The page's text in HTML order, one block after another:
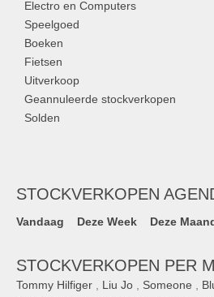
Electro en Computers
Speelgoed
Boeken
Fietsen
Uitverkoop
Geannuleerde stockverkopen
Solden
STOCKVERKOPEN
Vandaag Deze Week Deze
STOCKVERKOPEN PER
Tommy Hilfiger Liu Jo Someone